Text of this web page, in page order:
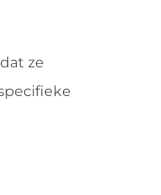
ze